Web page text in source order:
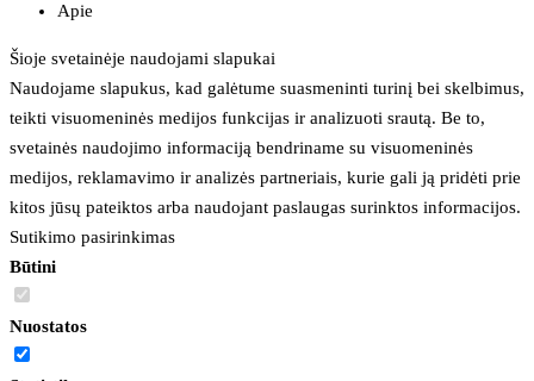
Apie
Šioje svetainėje naudojami slapukai
Naudojame slapukus, kad galėtume suasmeninti turinį bei skelbimus,
teikti visuomeninės medijos funkcijas ir analizuoti srautą. Be to,
svetainės naudojimo informaciją bendriname su visuomeninės
medijos, reklamavimo ir analizės partneriais, kurie gali ją pridėti prie
kitos jūsų pateiktos arba naudojant paslaugas surinktos informacijos.
Sutikimo pasirinkimas
Būtini
Nuostatos